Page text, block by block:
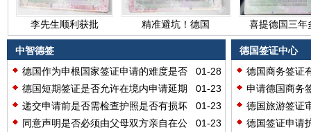
李先生顺利获批
德国商务签证，
跨境合作洽谈无
忧出行
精准避坑！德国
旅游签证12工作
喜提德国三年
次探亲签证！
全办理攻略手
手教你
中智德签
01-28
德国作为申根国家签证申请的难度是否
相对较高呢？
01-23
德国短期签证是否允许在境内申请延期
停留？
01-23
递交申请前是否需检查护照是否有损坏
或丢失？
01-23
同意声明是否必须由父母双方亲自在公
德国签证中心
德国商务签证
提前预留充足
申请德国商务
明会影响参展
德国旅游签证
况会导致出签
德国签证申请